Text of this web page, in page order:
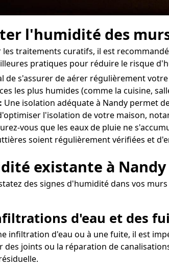
l'humidité des
les traitements curatifs, il est
pratiques pour réduire le risque
de s'assurer de aérer régulièrement
les plus humides (comme la cuisine,
Une isolation adéquate à Nandy permet
l'isolation de votre maison,
vous que les eaux de pluie ne
soient régulièrement vérifiées et
existante à
des signes d'humidité dans vos
d'eau et des
infiltration d'eau ou à une fuite, il est
des joints ou la réparation de